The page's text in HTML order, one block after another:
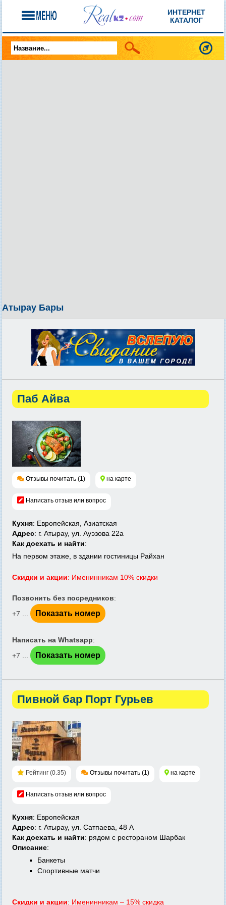
ИНТЕРНЕТ
КАТАЛОГ
Атырау Бары
Паб Айва
Отзывы почитать (1) на карте
Написать отзыв или вопрос
Кухня: Европейская, Азиатская
Адрес: г. Атырау, ул. Ауэзова 22а
Как доехать и найти:
На первом этаже, в здании гостиницы Райхан
Скидки и акции: Именинникам 10% скидки
Позвонить без посредников:
+7 ...
Показать номер
Написать на Whatsapp:
+7 ...
Показать номер
Пивной бар Порт Гурьев
Рейтинг (0.35) Отзывы почитать (1) на карте
Написать отзыв или вопрос
Кухня: Европейская
Адрес: г. Атырау, ул. Сатпаева, 48 А
Как доехать и найти: рядом с рестораном Шарбак
Описание:
Банкеты
Спортивные матчи
Скидки и акции: Именинникам – 15% скидка